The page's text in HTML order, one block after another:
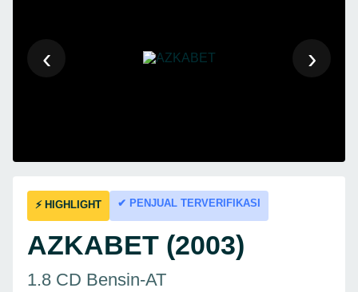
‹ ›
⚡ HIGHLIGHT ✔ PENJUAL TERVERIFIKASI
AZKABET (2003)
1.8 CD Bensin-AT